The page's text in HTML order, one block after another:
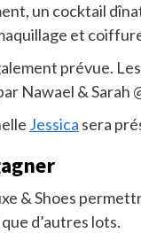
un cocktail
et
prévue.
Nawael & Sarah
Jessica sera
& Shoes
d’autres lots.